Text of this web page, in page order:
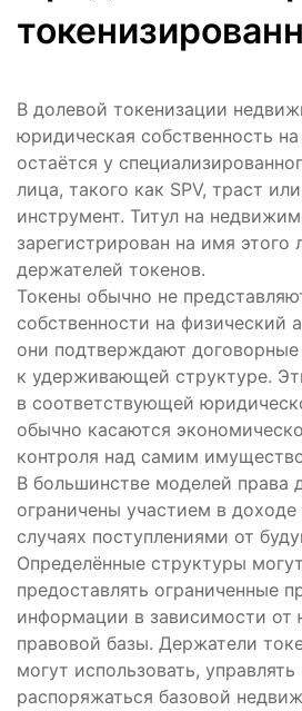
В долевой токенизации
юридическая собственность
остаётся у
лица, такого как SPV, траст
инструмент. Титул на
зарегистрирован на имя этого
держателей токенов.
Токены обычно не
собственности на физический
они подтверждают договорные
к удерживающей структуре.
в соответствующей
обычно касаются
контроля над самим
В большинстве моделей права
ограничены участием в
случаях поступлениями от
Определённые структуры
предоставлять ограниченные
информации в зависимости от
правовой базы. Держатели
могут использовать,
распоряжаться базовой